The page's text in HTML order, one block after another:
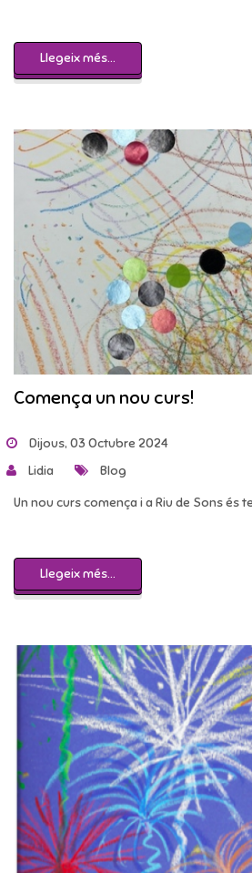
Llegeix més...
Comença un nou curs!
Dijous, 03 Octubre 2024
Lidia
Blog
Un nou curs comença i a Riu de Sons és
Llegeix més...